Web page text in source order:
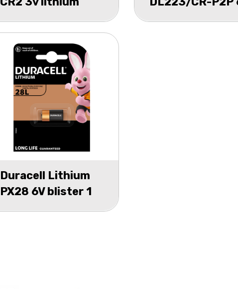
Duracell Lithium
PX28 6V blister 1